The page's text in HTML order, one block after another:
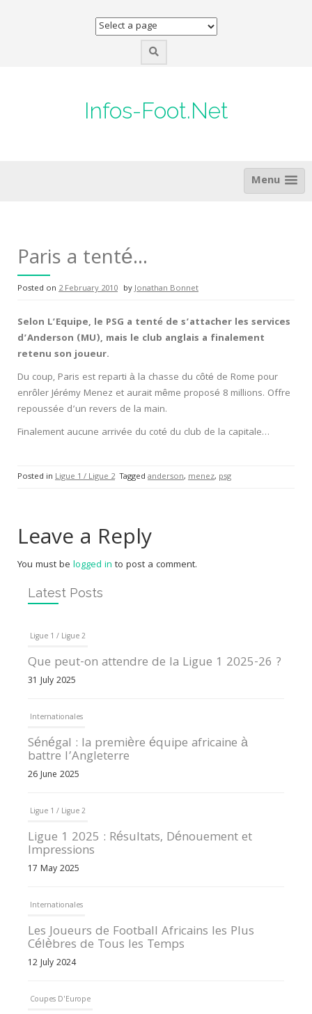
Infos-Foot.Net
Menu
Paris a tenté…
Posted on 2 February 2010 byJonathan Bonnet
Selon L’Equipe, le PSG a tenté de s’attacher les services
d’Anderson (MU), mais le club anglais a finalement
retenu son joueur.
Du coup, Paris est reparti à la chasse du côté de Rome pour
enrôler Jérémy Menez et aurait même proposé 8 millions. Offre
repoussée d’un revers de la main.
Finalement aucune arrivée du coté du club de la capitale…
Posted in Ligue 1 / Ligue 2 Tagged anderson, menez, psg
Leave a Reply
You must be logged in to post a comment.
Latest Posts
Ligue 1 / Ligue 2
Que peut-on attendre de la Ligue 1 2025-26 ?
31 July 2025
Internationales
Sénégal : la première équipe africaine à
battre l’Angleterre
26 June 2025
Ligue 1 / Ligue 2
Ligue 1 2025 : Résultats, Dénouement et
Impressions
17 May 2025
Internationales
Les Joueurs de Football Africains les Plus
Célèbres de Tous les Temps
12 July 2024
Coupes D'Europe